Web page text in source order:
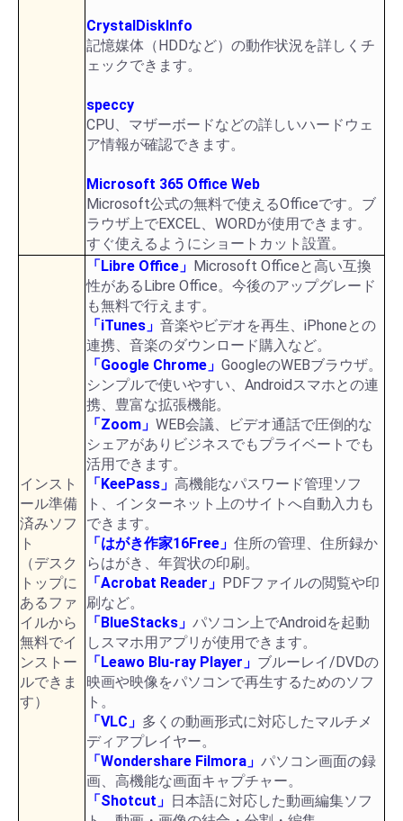
CrystalDiskInfo
記憶媒体（HDDなど）の動作状況を詳しくチ
ェックできます。
speccy
CPU、マザーボードなどの詳しいハードウェ
ア情報が確認できます。
Microsoft 365 Office Web
Microsoft公式の無料で使えるOfficeです。ブ
ラウザ上でEXCEL、WORDが使用できます。
すぐ使えるようにショートカット設置。
インスト
ール準備
済みソフ
ト
（デスク
トップに
あるファ
イルから
無料でイ
ンストー
ルできま
す）
「Libre Office」 Microsoft Officeと高い互換
性があるLibre Office。今後のアップグレード
も無料で行えます。
「iTunes」 音楽やビデオを再生、iPhoneとの
連携、音楽のダウンロード購入など。
「Google Chrome」 GoogleのWEBブラウザ。
シンプルで使いやすい、Androidスマホとの連
携、豊富な拡張機能。
「Zoom」 WEB会議、ビデオ通話で圧倒的な
シェアがありビジネスでもプライベートでも
活用できます。
「KeePass」 高機能なパスワード管理ソフ
ト、インターネット上のサイトへ自動入力も
できます。
「はがき作家16Free」 住所の管理、住所録か
らはがき、年賀状の印刷。
「Acrobat Reader」 PDFファイルの閲覧や印
刷など。
「BlueStacks」 パソコン上でAndroidを起動
しスマホ用アプリが使用できます。
「Leawo Blu-ray Player」 ブルーレイ/DVDの
映画や映像をパソコンで再生するためのソフ
ト。
「VLC」 多くの動画形式に対応したマルチメ
ディアプレイヤー。
「Wondershare Filmora」 パソコン画面の録
画、高機能な画面キャプチャー。
「Shotcut」 日本語に対応した動画編集ソフ